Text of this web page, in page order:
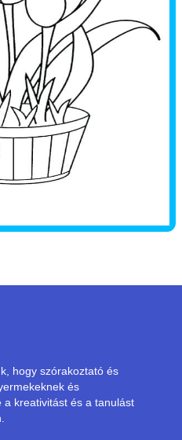
hogy szórakoztató és
és
kreativitást és a tanulást